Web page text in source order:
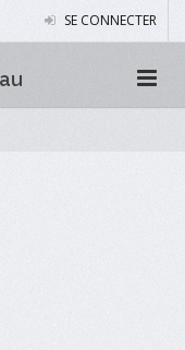
SE CONNECTER